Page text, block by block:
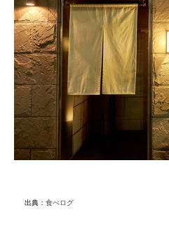
出典： 食べログ